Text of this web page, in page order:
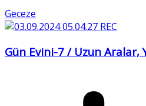
Geceze
Gün Evini-7 / Uzun Aralar,